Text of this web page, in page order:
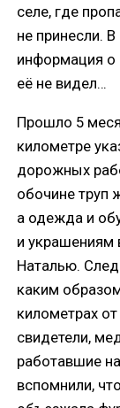
селе, где
не принесли.
информация
её не видел…
Прошло 5
километре
дорожных
обочине труп
а одежда и
и украшениям
Наталью.
каким
километрах
свидетели,
работавшие
вспомнили,